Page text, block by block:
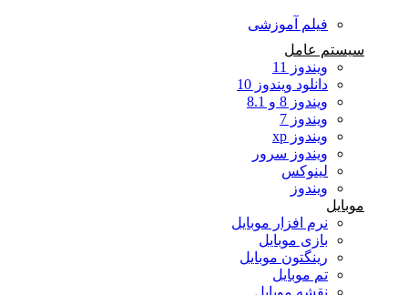
فیلم آموزشی
سیستم عامل
ویندوز 11
دانلود ویندوز 10
ویندوز 8 و 8.1
ویندوز 7
ویندوز xp
ویندوز سرور
لینوکس
ویندوز
موبایل
نرم افزار موبایل
بازی موبایل
رینگتون موبایل
تم موبایل
نقشه موبایل